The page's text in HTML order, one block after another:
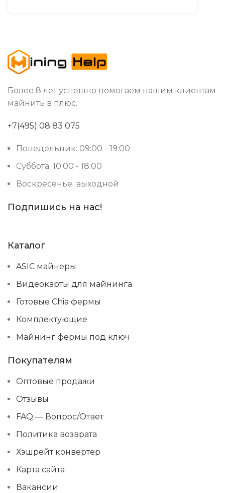
Более 8 лет успешно помогаем нашим клиентам
майнить в плюс.
+7(495) 08 83 075
Понедельник: 09:00 - 19:00
Суббота: 10:00 - 18:00
Воскресенье: выходной
Подпишись на нас!
Каталог
ASIC майнеры
Видеокарты для майнинга
Готовые Chia фермы
Комплектующие
Майнинг фермы под ключ
Покупателям
Оптовые продажи
Отзывы
FAQ — Вопрос/Ответ
Политика возврата
Хэшрейт конвертер
Карта сайта
Вакансии